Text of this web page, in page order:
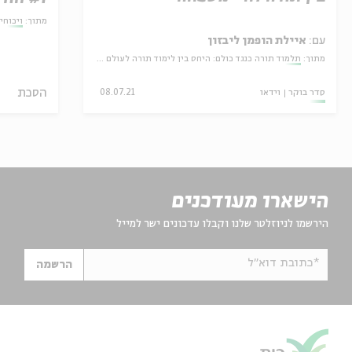
עם: איילת הופמן ליבזון
מתוך: תלמוד תורה כנגד כולם: היחס בין לימוד תורה לעולם המעשה בספרות התלמודית
סדר בוקר וידאו 08.07.21
מתוך:
הסכת
הישארו מעודכנים
הירשמו לניוזלטר שלנו וקבלו עדכונים ישר למייל
*כתובת דוא"ל הרשמה